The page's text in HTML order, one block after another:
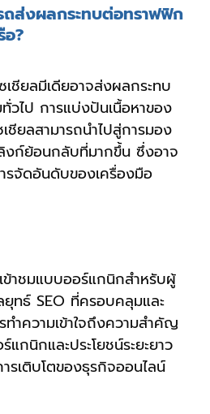
ถส่งผลกระทบต่อทราฟฟิก
อ?
เชียลมีเดียอาจส่งผลกระทบ
วไป การแบ่งปันเนื้อหาของ
ยลสามารถนำไปสู่การมอง
งก์ย้อนกลับที่มากขึ้น ซึ่งอาจ
รจัดอันดับของเครื่องมือ
ข้าชมแบบออร์แกนิกสำหรับผู้
ยุทธ์ SEO ที่ครอบคลุมและ
ำความเข้าใจถึงความสำคัญ
แกนิกและประโยชน์ระยะยาว
เติบโตของธุรกิจออนไลน์